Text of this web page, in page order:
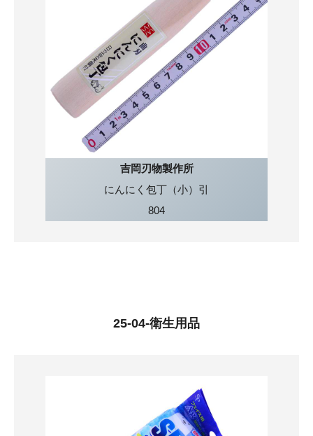
吉岡刃物製作所
にんにく包丁（小）引
804
25-04-衛生用品